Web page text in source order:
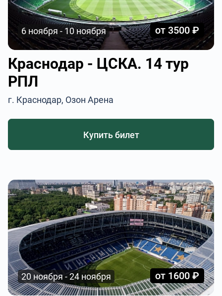
6 ноября - 10 ноября от 3500 ₽
Краснодар - ЦСКА. 14 тур
РПЛ
г. Краснодар, Озон Арена
Купить билет
20 ноября - 24 ноября от 1600 ₽